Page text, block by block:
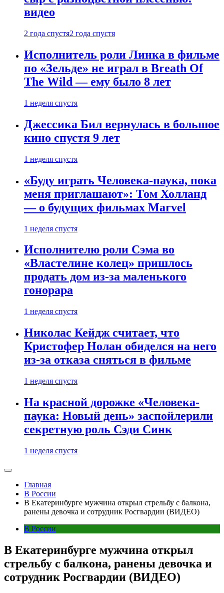
видео
2 года спустя2 года спустя
Исполнитель роли Линка в фильме
по «Зельде» не играл в Breath Of
The Wild — ему было 8 лет
1 неделя спустя
Джессика Бил вернулась в большое
кино спустя 9 лет
1 неделя спустя
«Буду играть Человека-паука, пока
меня приглашают»: Том Холланд
— о будущих фильмах Marvel
1 неделя спустя
Исполнителю роли Сэма во
«Властелине колец» пришлось
продать дом из-за маленького
гонорара
1 неделя спустя
Николас Кейдж считает, что
Кристофер Нолан обиделся на него
из-за отказа сняться в фильме
1 неделя спустя
На красной дорожке «Человека-
паука: Новый день» заспойлерили
секретную роль Сэди Синк
1 неделя спустя
Главная
В России
В Екатеринбурге мужчина открыл стрельбу с балкона,
ранены девочка и сотрудник Росгвардии (ВИДЕО)
В России
В Екатеринбурге мужчина открыл
стрельбу с балкона, ранены девочка и
сотрудник Росгвардии (ВИДЕО)